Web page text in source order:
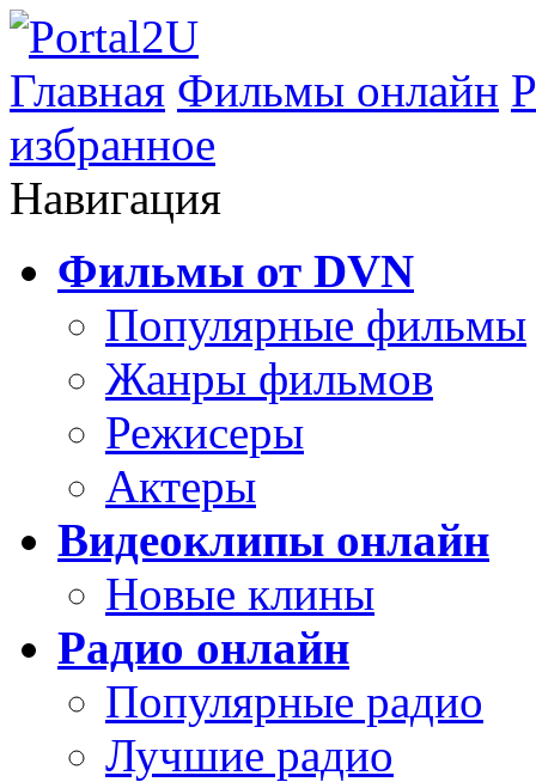
Главная Фильмы онлайн
избранное
Навигация
Фильмы от DVN
Популярные фильмы
Жанры фильмов
Режисеры
Актеры
Видеоклипы онлайн
Новые клины
Радио онлайн
Популярные радио
Лучшие радио